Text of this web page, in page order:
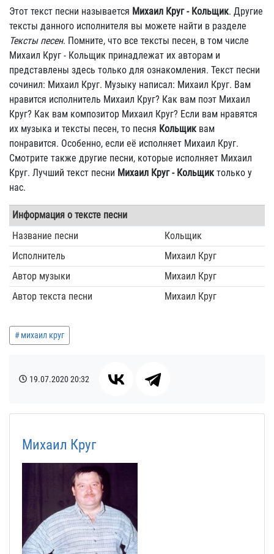
Этот текст песни называется Михаил Круг - Кольщик. Другие
тексты данного исполнителя вы можете найти в разделе
Тексты песен. Помните, что все тексты песен, в том числе
Михаил Круг - Кольщик принадлежат их авторам и
представлены здесь только для ознакомления. Текст песни
сочинил: Михаил Круг. Музыку написал: Михаил Круг. Вам
нравится исполнитель Михаил Круг? Как вам поэт Михаил
Круг? Как вам композитор Михаил Круг? Если вам нравятся
их музыка и тексты песен, то песня Кольщик вам
понравится. Особенно, если её исполняет Михаил Круг.
Смотрите также другие песни, которые исполняет Михаил
Круг. Лучший текст песни Михаил Круг - Кольщик только у
нас.
Информация о тексте песни
Название песни
Кольщик
Исполнитель
Михаил Круг
Автор музыки
Михаил Круг
Автор текста песни
Михаил Круг
михаил круг
19.07.202020:32
Михаил Круг